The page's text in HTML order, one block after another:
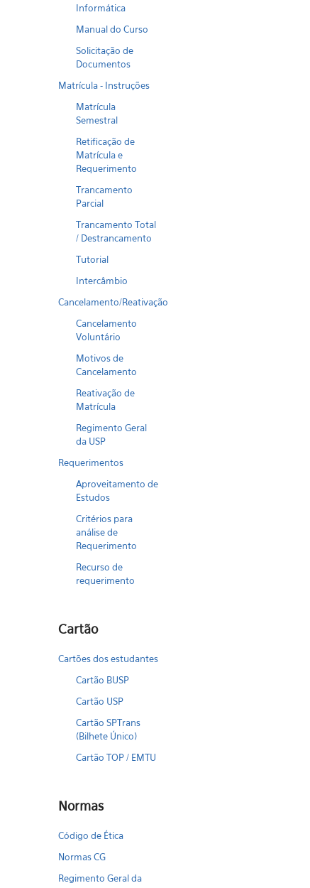
Informática
Manual do Curso
Solicitação de
Documentos
Matrícula - Instruções
Matrícula
Semestral
Retificação de
Matrícula e
Requerimento
Trancamento
Parcial
Trancamento Total
/ Destrancamento
Tutorial
Intercâmbio
Cancelamento/Reativação
Cancelamento
Voluntário
Motivos de
Cancelamento
Reativação de
Matrícula
Regimento Geral
da USP
Requerimentos
Aproveitamento de
Estudos
Critérios para
análise de
Requerimento
Recurso de
requerimento
Cartão
Cartões dos estudantes
Cartão BUSP
Cartão USP
Cartão SPTrans
(Bilhete Único)
Cartão TOP / EMTU
Normas
Código de Ética
Normas CG
Regimento Geral da